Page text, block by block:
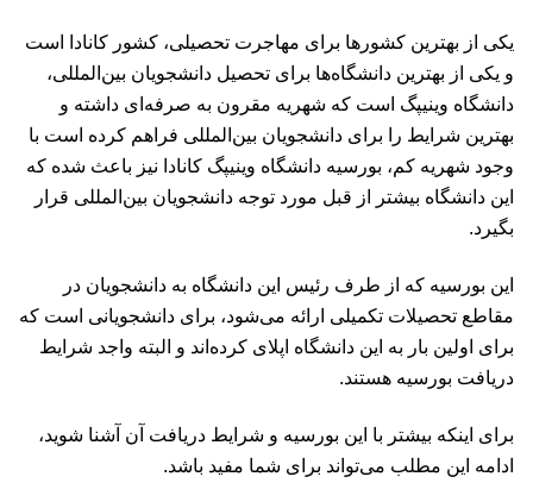
یکی از بهترین کشورها برای مهاجرت تحصیلی، کشور کانادا است
و یکی از بهترین دانشگاه‌ها برای تحصیل دانشجویان بین‌المللی،
دانشگاه وینیپگ است که شهریه مقرون به صرفه‌ای داشته و
بهترین شرایط را برای دانشجویان بین‌المللی فراهم کرده است با
وجود شهریه کم، بورسیه دانشگاه وینیپگ کانادا نیز باعث شده که
این دانشگاه بیشتر از قبل مورد توجه دانشجویان بین‌المللی قرار
بگیرد.
این بورسیه که از طرف رئیس این دانشگاه به دانشجویان در
مقاطع تحصیلات تکمیلی ارائه می‌شود، برای دانشجویانی است که
برای اولین بار به این دانشگاه اپلای کرده‌اند و البته واجد شرایط
دریافت بورسیه هستند.
برای اینکه بیشتر با این بورسیه و شرایط دریافت آن آشنا شوید،
ادامه این مطلب می‌تواند برای شما مفید باشد.